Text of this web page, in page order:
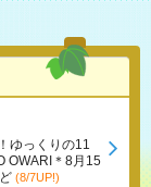
ゆっくりの11
OWARI＊8月15
(8/7UP!)